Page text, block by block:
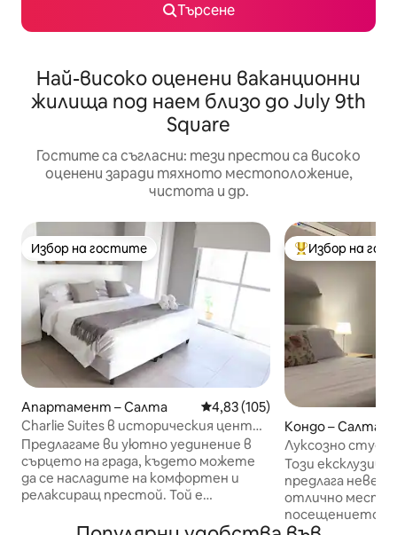
Търсене
Най-високо оценени ваканционни
жилища под наем близо до July 9th
Square
Гостите са съгласни: тези престои са високо
оценени заради тяхното местоположение,
чистота и др.
Избор на гостите
Избор на гостите
Апартамент – Салта Средна оценка: 4,83 от 5,
4,83 (105)
Charlie Suites в историческия център
на Салта
Предлагаме ви уютно уединение в
сърцето на града, където можете
да се насладите на комфортен и
релаксиращ престой. Той е
осигури гостоприемна и удобна
Най-популярен
Избор на
Кондо – Салта
Луксозно
Салта
Този
предлага
отлично
посещението
квартал, той е